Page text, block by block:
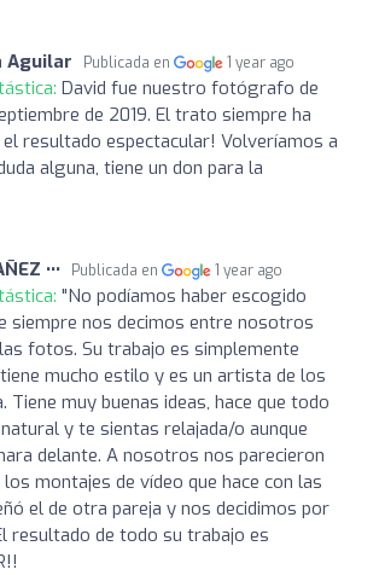
Aguilar Publicada en 1 year ago
David fue nuestro fotógrafo de
de 2019. El trato siempre ha
resultado espectacular! Volveríamos a
alguna, tiene un don para la
••• Publicada en 1 year ago
"No podíamos haber escogido
siempre nos decimos entre nosotros
fotos. Su trabajo es simplemente
mucho estilo y es un artista de los
Tiene muy buenas ideas, hace que todo
y te sientas relajada/o aunque
delante. A nosotros nos parecieron
montajes de vídeo que hace con las
el de otra pareja y nos decidimos por
resultado de todo su trabajo es